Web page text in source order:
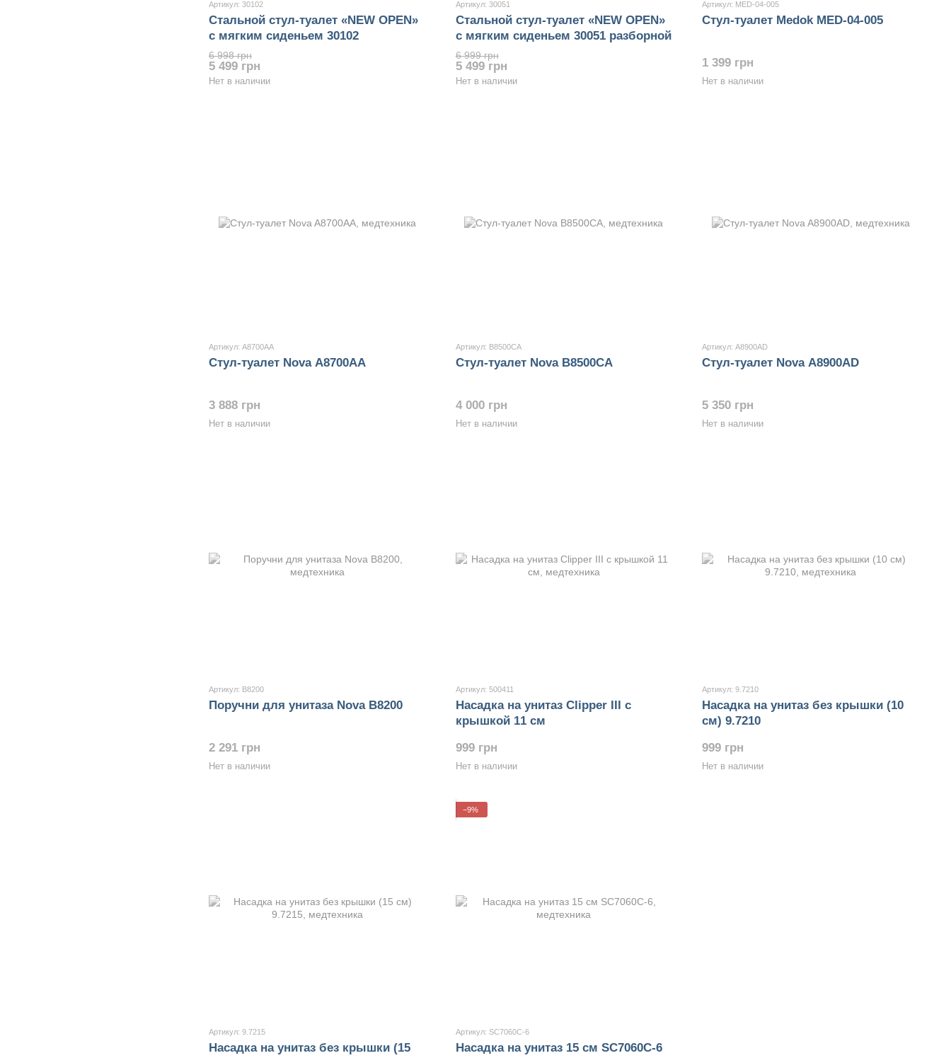
Артикул: 30102
Стальной стул-туалет «NEW OPEN»
с мягким сиденьем 30102
6 998 грн
5 499 грн
Нет в наличии
Артикул: 30051
Стальной стул-туалет «NEW OPEN»
с мягким сиденьем 30051 разборной
6 999 грн
5 499 грн
Нет в наличии
Артикул: MED-04-005
Стул-туалет Medok MED-04-005
1 399 грн
Нет в наличии
Артикул: A8700AA
Стул-туалет Nova A8700AA
3 888 грн
Нет в наличии
Артикул: B8500CA
Стул-туалет Nova B8500CA
4 000 грн
Нет в наличии
Артикул: A8900AD
Стул-туалет Nova A8900AD
5 350 грн
Нет в наличии
Артикул: B8200
Поручни для унитаза Nova B8200
2 291 грн
Нет в наличии
Артикул: 500411
Насадка на унитаз Clipper III с
крышкой 11 см
999 грн
Нет в наличии
Артикул: 9.7210
Насадка на унитаз без крышки (10
см) 9.7210
999 грн
Нет в наличии
Артикул: 9.7215
Насадка на унитаз без крышки (15
−9%
Артикул: SC7060C-6
Насадка на унитаз 15 см SC7060C-6